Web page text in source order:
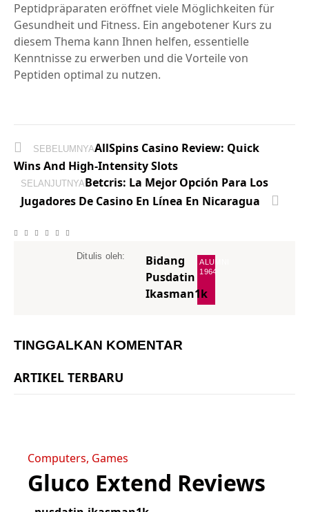
Peptidpräparaten eröffnet viele Möglichkeiten für
Gesundheit und Fitness. Ein angebotener Kurs zu
diesem Thema kann Ihnen helfen, essentielle
Kenntnisse zu erwerben und die Vorteile von
Peptiden optimal zu nutzen.
SEBELUMNYAAllSpins Casino Review: Quick
Wins And High‑Intensity Slots
SELANJUTNYABetcris: La Mejor Opción Para Los
Jugadores De Casino En Línea En Nicaragua
Ditulis oleh:
Bidang
Pusdatin
Ikasman1k
ALUMNI
1964
TINGGALKAN KOMENTAR
ARTIKEL TERBARU
Computers, Games
Gluco Extend Reviews